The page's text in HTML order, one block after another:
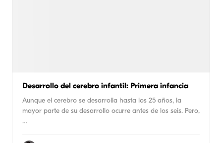
Desarrollo del cerebro infantil: Primera infancia
Aunque el cerebro se desarrolla hasta los 25 años, la
mayor parte de su desarrollo ocurre antes de los seis. Pero,
…